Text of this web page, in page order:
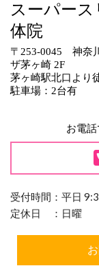
スーパー
体院
〒253-0045 神奈
ザ茅ヶ崎 2F
茅ヶ崎駅北口より
駐車場：2台有
お電
受付時間：平日
定休日 ：日曜